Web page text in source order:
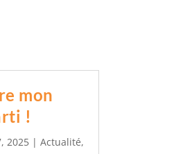
mon
!
2025| Actualité,